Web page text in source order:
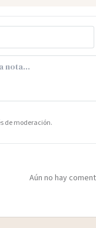
de moderación.
Aún no hay